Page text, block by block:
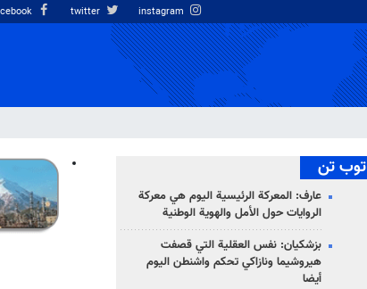
توب تن
عارف: المعركة الرئيسية اليوم هي معركة
الروايات حول الأمل والهوية الوطنية
بزشكيان: نفس العقلية التي قصفت
هيروشيما ونازاكي تحكم واشنطن اليوم
أيضا